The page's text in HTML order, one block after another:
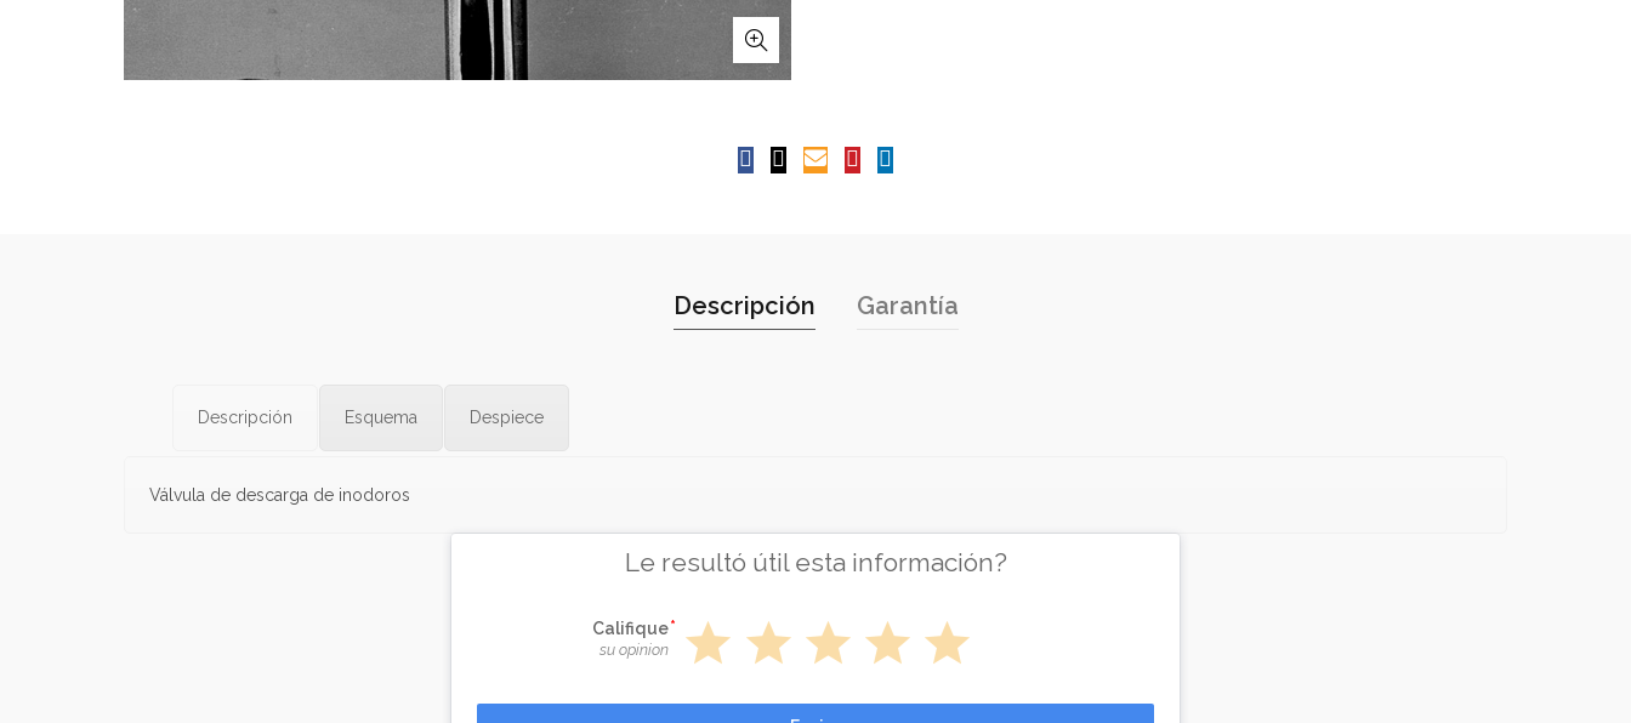
Descripción Garantía
Descripción Esquema Despiece
Válvula de descarga de inodoros
Le resultó útil esta información?
Califique
su opinion star star star star star